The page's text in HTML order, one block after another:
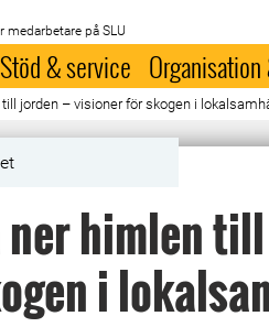
medarbetare på SLU
Stöd & service
jorden – visioner för skogen i
ner himlen
i